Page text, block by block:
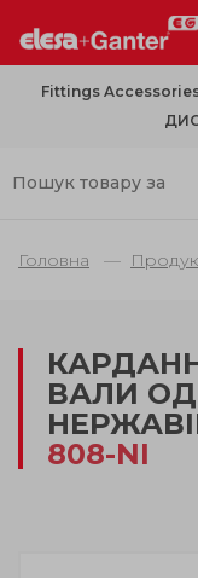
Fittings
Головна
ВАЛИ
808-NI